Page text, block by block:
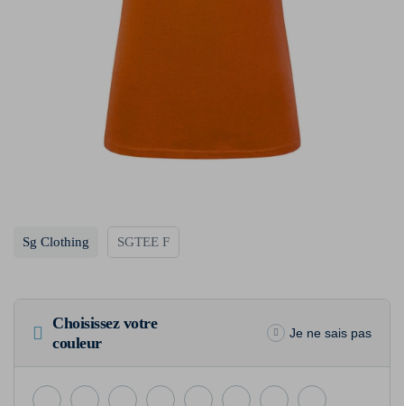
Sg Clothing SGTEE F
Choisissez votre
couleur
Je ne sais pas